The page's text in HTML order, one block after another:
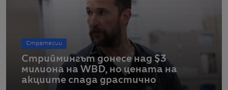
Стратегии
Стриймингът донесе над $3
милиона на WBD, но цената на
акциите спада драстично